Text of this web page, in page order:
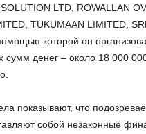
LTD, ROWALLAN
TUKUMAAN LIMITED,
которой он
сумм денег – около 18 000
показывают, что
собой незаконные